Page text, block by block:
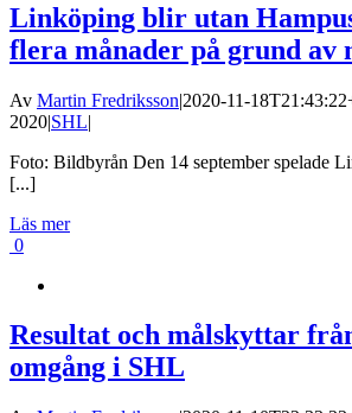
Linköping blir utan
flera månader på grund av
Av Martin Fredriksson|2020-11-
2020|SHL|
Foto: Bildbyrån Den 14 september spelade
[...]
Läs mer
0
Resultat och målskyttar
omgång i SHL